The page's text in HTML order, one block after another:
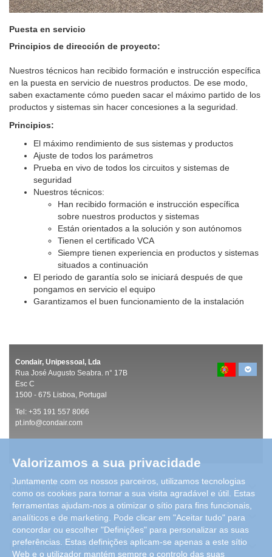
Puesta en servicio
Principios de dirección de proyecto:
Nuestros técnicos han recibido formación e instrucción específica
en la puesta en servicio de nuestros productos. De ese modo,
saben exactamente cómo pueden sacar el máximo partido de los
productos y sistemas sin hacer concesiones a la seguridad.
Principios:
El máximo rendimiento de sus sistemas y productos
Ajuste de todos los parámetros
Prueba en vivo de todos los circuitos y sistemas de
seguridad
Nuestros técnicos:
Han recibido formación e instrucción específica
sobre nuestros productos y sistemas
Están orientados a la solución y son autónomos
Tienen el certificado VCA
Siempre tienen experiencia en productos y sistemas
situados a continuación
El periodo de garantía solo se iniciará después de que
pongamos en servicio el equipo
Garantizamos el buen funcionamiento de la instalación
Condair, Unipessoal, Lda
Rua José Augusto Seabra. n° 17B
Esc C
1500 - 675 Lisboa, Portugal
Tel: +35 191 557 8066
pt.info@condair.com
Humidificação
Informação sobre a empresa
Informação sobre o sítio Web
Valorizamos a sua privacidade
Juntamente com os nossos parceiros, utilizamos tecnologias
como os cookies para tornar a sua visita agradável e útil. Estas
ferramentas ajudam-nos a otimizar o sítio para fins funcionais,
analíticos e de marketing. Pode clicar em "Aceitar tudo" para
concordar ou escolher "Definições" para personalizar as suas
preferências. Estas definições aplicam-se apenas a este sítio
Web e o utilizador mantém sempre o controlo das suas